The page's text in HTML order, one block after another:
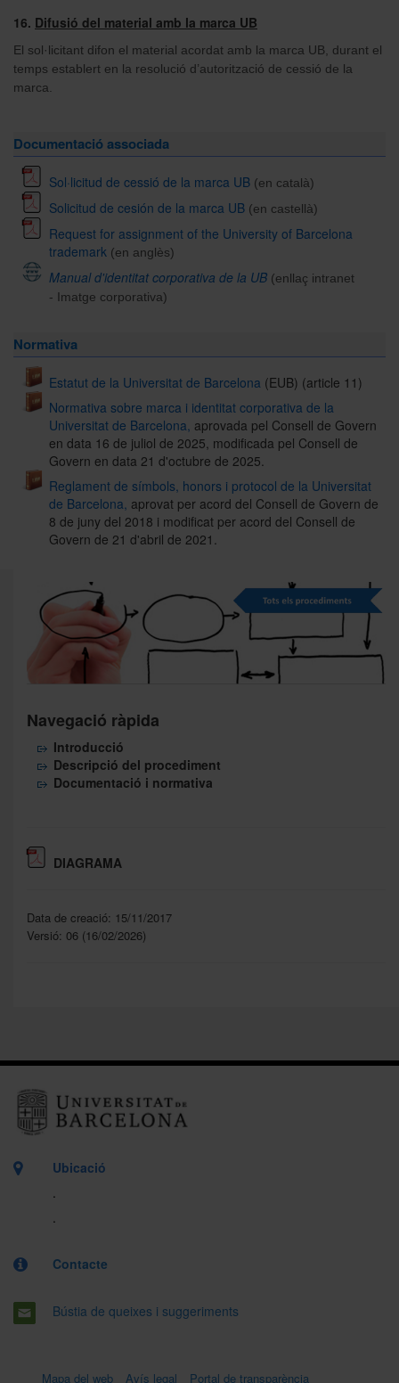
16. Difusió del material amb la marca UB
El sol·licitant difon el material acordat amb la marca UB, durant el
temps establert en la resolució d’autorització de cessió de la
marca.
Documentació associada
Sol·licitud de cessió de la marca UB (en català)
Solicitud de cesión de la marca UB (en castellà)
Request for assignment of the University of Barcelona
trademark (en anglès)
Manual d'identitat corporativa de la UB (enllaç intranet
- Imatge corporativa)
Normativa
Estatut de la Universitat de Barcelona (EUB) (article 11)
Normativa sobre marca i identitat corporativa de la
Universitat de Barcelona, aprovada pel Consell de Govern
en data 16 de juliol de 2025, modificada pel Consell de
Govern en data 21 d'octubre de 2025.
Reglament de símbols, honors i protocol de la Universitat
de Barcelona, aprovat per acord del Consell de Govern de
8 de juny del 2018 i modificat per acord del Consell de
Govern de 21 d'abril de 2021.
Navegació ràpida
Introducció
Descripció del procediment
Documentació i normativa
DIAGRAMA
Data de creació: 15/11/2017
Versió: 06 (16/02/2026)
Ubicació
.
.
Contacte
Bústia de queixes i suggeriments
Mapa del web Avís legal Portal de transparència